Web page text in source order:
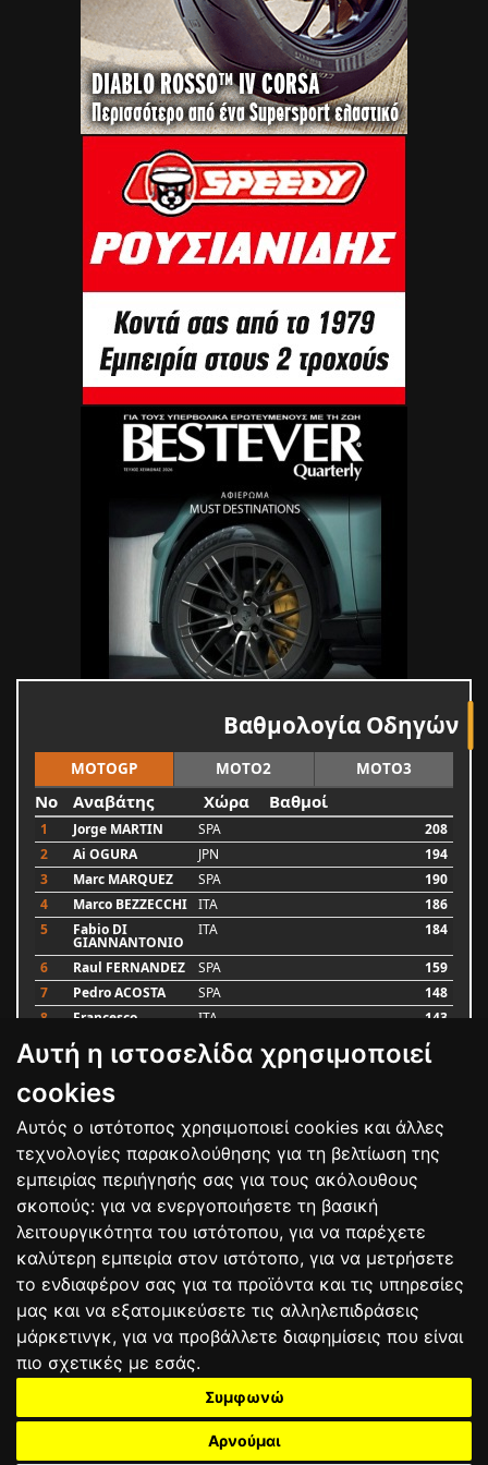
Αυτή η ιστοσελίδα χρησιμοποιεί
cookies
Αυτός ο ιστότοπος χρησιμοποιεί cookies και άλλες
τεχνολογίες παρακολούθησης για τη βελτίωση της
εμπειρίας περιήγησής σας για τους ακόλουθους
σκοπούς: για να ενεργοποιήσετε τη βασική
λειτουργικότητα του ιστότοπου, για να παρέχετε
καλύτερη εμπειρία στον ιστότοπο, για να μετρήσετε
το ενδιαφέρον σας για τα προϊόντα και τις υπηρεσίες
μας και να εξατομικεύσετε τις αλληλεπιδράσεις
μάρκετινγκ, για να προβάλλετε διαφημίσεις που είναι
πιο σχετικές με εσάς.
Συμφωνώ
Αρνούμαι
Βαθμολογία Οδηγών
MOTOGP MOTO2 MOTO3
No Αναβάτης Χώρα Βαθμοί
1 Jorge MARTIN SPA
208
2
Ai OGURA JPN
194
3
Marc MARQUEZ SPA
190
4
Marco BEZZECCHI ITA
186
5
Fabio DI
GIANNANTONIO
ITA 184
6 Raul FERNANDEZ SPA
159
7
Pedro ACOSTA SPA
148
8
Francesco ITA 143
9 Alex MARQUEZ SPA
Luca MARINI
Bαθμολογία
ΟΡΟΙ ΧΡΗΣΗΣΠΟΛΙΤΙΚΗ ΠΡΟΣΤΑΣΙΑΣ
ΑΓΩΝΕΣΑΠΟΤΕΛΕΣΜΑΤΑΑΓΟΡΑ